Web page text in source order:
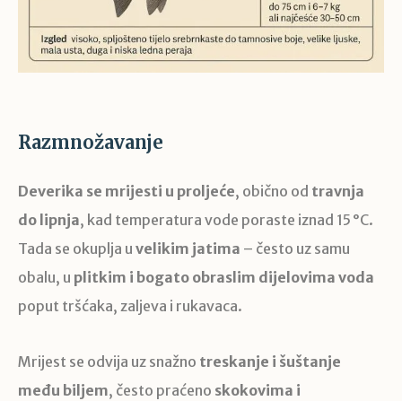
Razmnožavanje
Deverika se mrijesti u proljeće, obično od travnja
do lipnja, kad temperatura vode poraste iznad 15 °C.
Tada se okuplja u velikim jatima – često uz samu
obalu, u plitkim i bogato obraslim dijelovima voda
poput tršćaka, zaljeva i rukavaca.
Mrijest se odvija uz snažno treskanje i šuštanje
među biljem, često praćeno skokovima i